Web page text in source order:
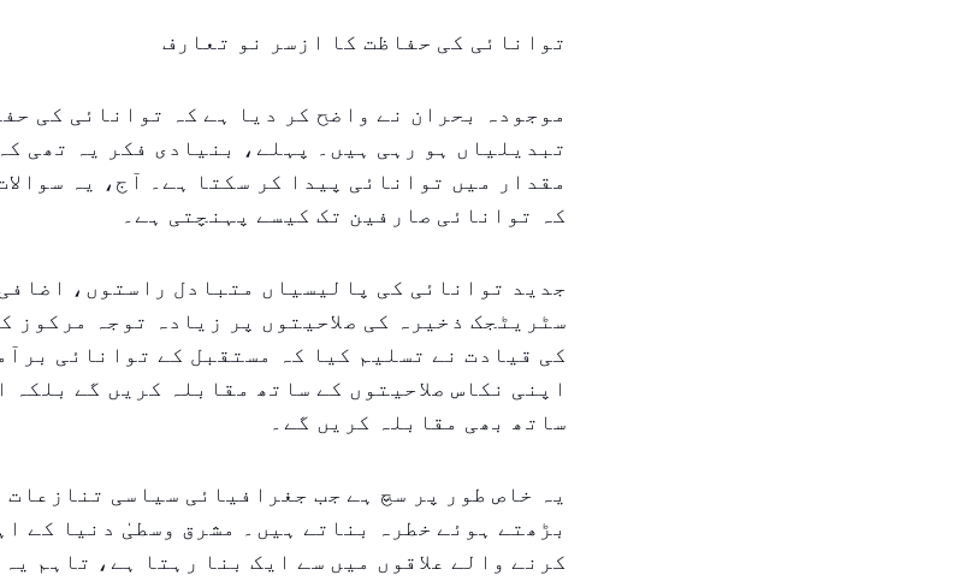
توانائی کی حفاظت کا ازسر نو تعارف
موجودہ بحران نے واضح کر دیا ہے کہ توانائی کی
تبدیلیاں ہو رہی ہیں۔ پہلے، بنیادی فکر یہ تھی
مقدار میں توانائی پیدا کر سکتا ہے۔ آج، یہ
کہ توانائی صارفین تک کیسے پہنچتی ہے۔
جدید توانائی کی پالیسیاں متبادل راستوں،
سٹریٹجک ذخیرہ کی صلاحیتوں پر زیادہ توجہ مرکوز
کی قیادت نے تسلیم کیا کہ مستقبل کے توانائی
اپنی نکاس صلاحیتوں کے ساتھ مقابلہ کریں گے بلکہ
ساتھ بھی مقابلہ کریں گے۔
یہ خاص طور پر سچ ہے جب جغرافیائی سیاسی تنازعات
بڑھتے ہوئے خطرہ بناتے ہیں۔ مشرق وسطیٰ دنیا کے
کرنے والے علاقوں میں سے ایک بنا رہتا ہے، تاہم